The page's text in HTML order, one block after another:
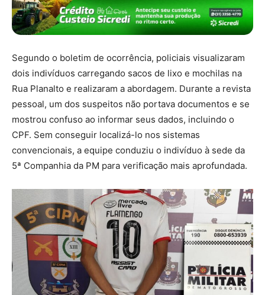
Segundo o boletim de ocorrência, policiais visualizaram
dois indivíduos carregando sacos de lixo e mochilas na
Rua Planalto e realizaram a abordagem. Durante a revista
pessoal, um dos suspeitos não portava documentos e se
mostrou confuso ao informar seus dados, incluindo o
CPF. Sem conseguir localizá-lo nos sistemas
convencionais, a equipe conduziu o indivíduo à sede da
5ª Companhia da PM para verificação mais aprofundada.